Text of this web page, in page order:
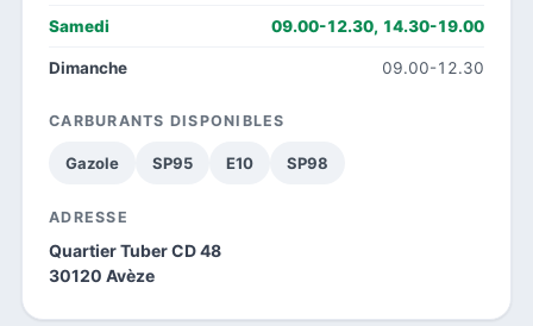
Samedi 09.00-12.30, 14.30-19.00
Dimanche 09.00-12.30
CARBURANTS DISPONIBLES
Gazole SP95 E10 SP98
ADRESSE
Quartier Tuber CD 48
30120 Avèze